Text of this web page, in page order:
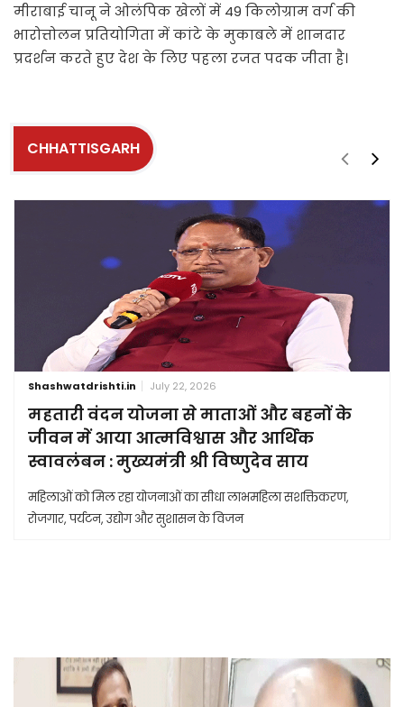
मीराबाई चानू ने ओलंपिक खेलों में 49 किलोग्राम वर्ग की
भारोत्तोलन प्रतियोगिता में कांटे के मुकाबले में शानदार
प्रदर्शन करते हुए देश के लिए पहला रजत पदक जीता है।
CHHATTISGARH
Shashwatdrishti.in July 22, 2026
महतारी वंदन योजना से माताओं और बहनों के
जीवन में आया आत्मविश्वास और आर्थिक
स्वावलंबन : मुख्यमंत्री श्री विष्णुदेव साय
महिलाओं को मिल रहा योजनाओं का सीधा लाभमहिला सशक्तिकरण,
रोजगार, पर्यटन, उद्योग और सुशासन के विजन